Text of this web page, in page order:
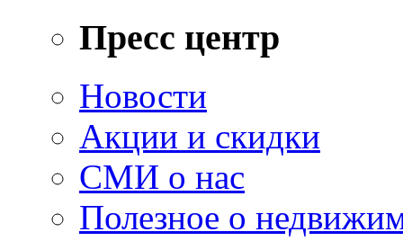
Пресс центр
Новости
Акции и скидки
СМИ о нас
Полезное о